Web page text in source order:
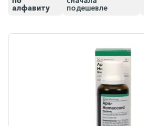
Артроз
активные
алфавиту подешевле